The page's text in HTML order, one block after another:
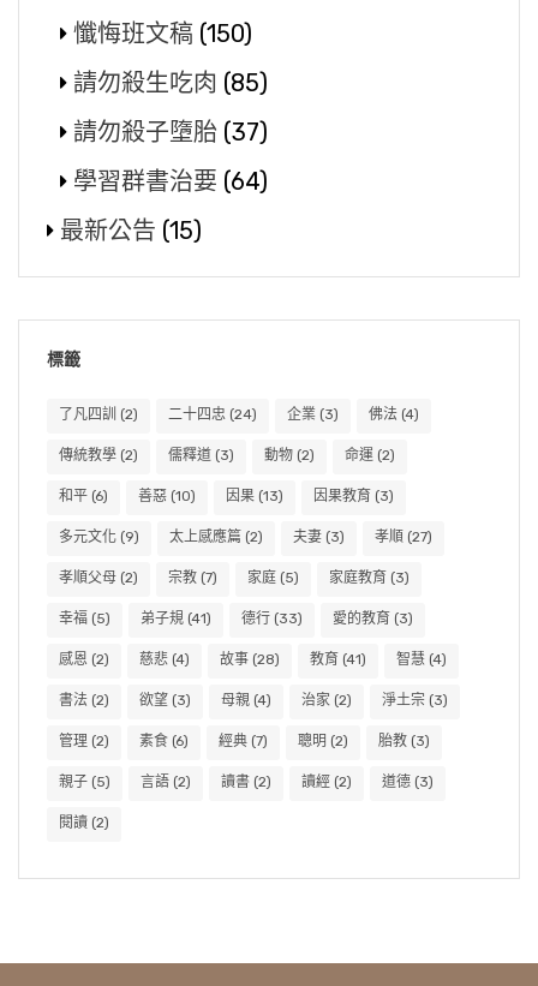
懺悔班文稿 (150)
請勿殺生吃肉 (85)
請勿殺子墮胎 (37)
學習群書治要 (64)
最新公告 (15)
標籤
了凡四訓 (2) 二十四忠 (24) 企業 (3) 佛法 (4)
傳統教學 (2) 儒釋道 (3) 動物 (2) 命運 (2)
和平 (6) 善惡 (10) 因果 (13) 因果教育 (3)
多元文化 (9) 太上感應篇 (2) 夫妻 (3) 孝順 (27)
孝順父母 (2) 宗教 (7) 家庭 (5) 家庭教育 (3)
幸福 (5) 弟子規 (41) 德行 (33) 愛的教育 (3)
感恩 (2) 慈悲 (4) 故事 (28) 教育 (41) 智慧 (4)
書法 (2) 欲望 (3) 母親 (4) 治家 (2) 淨土宗 (3)
管理 (2) 素食 (6) 經典 (7) 聰明 (2) 胎教 (3)
親子 (5) 言語 (2) 讀書 (2) 讀經 (2) 道德 (3)
閱讀 (2)